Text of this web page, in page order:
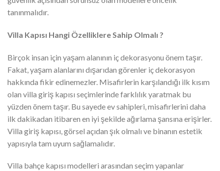
tanınmalıdır.
Villa Kapısı Hangi Özelliklere Sahip Olmalı ?
Birçok insan için yaşam alanının iç dekorasyonu önem taşır.
Fakat, yaşam alanlarını dışarıdan görenler iç dekorasyon
hakkında fikir edinemezler. Misafirlerin karşılandığı ilk kısım
olan villa giriş kapısı seçimlerinde farklılık yaratmak bu
yüzden önem taşır. Bu sayede ev sahipleri, misafirlerini daha
ilk dakikadan itibaren en iyi şekilde ağırlama şansına erişirler.
Villa giriş kapısı, görsel açıdan şık olmalı ve binanın estetik
yapısıyla tam uyum sağlamalıdır.
Villa bahçe kapısı modelleri arasından seçim yapanlar